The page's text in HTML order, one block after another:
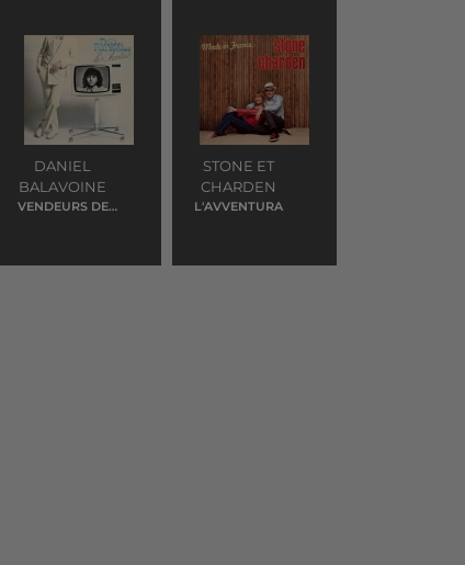
DANIEL
BALAVOINE
VENDEURS DE
STONE ET
CHARDEN
L'AVVENTURA